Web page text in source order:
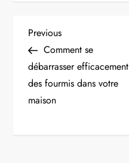
N
a
v
Previous
Post
Previous
Comment se
débarrasser efficacement
des fourmis dans votre
maison